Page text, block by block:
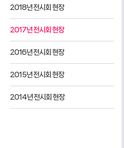
2018년 전시회 현장
2017년 전시회 현장
2016년 전시회 현장
2015년 전시회 현장
2014년 전시회 현장